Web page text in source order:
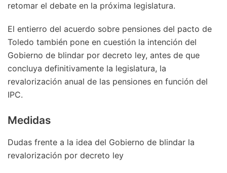
retomar el debate en la próxima legislatura.
El entierro del acuerdo sobre pensiones del pacto de
Toledo también pone en cuestión la intención del
Gobierno de blindar por decreto ley, antes de que
concluya definitivamente la legislatura, la
revalorización anual de las pensiones en función del
IPC.
Medidas
Dudas frente a la idea del Gobierno de blindar la
revalorización por decreto ley